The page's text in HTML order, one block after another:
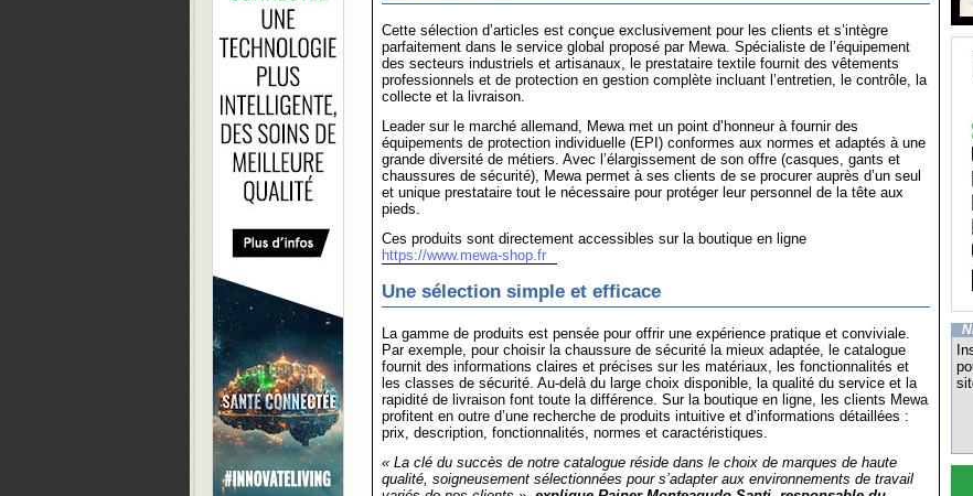
Cette sélection d’articles est conçue exclusivement pour les clients et s’intègre
parfaitement dans le service global proposé par Mewa. Spécialiste de l’équipement
des secteurs industriels et artisanaux, le prestataire textile fournit des vêtements
professionnels et de protection en gestion complète incluant l’entretien, le contrôle, la
collecte et la livraison.
Leader sur le marché allemand, Mewa met un point d’honneur à fournir des
équipements de protection individuelle (EPI) conformes aux normes et adaptés à une
grande diversité de métiers. Avec l’élargissement de son offre (casques, gants et
chaussures de sécurité), Mewa permet à ses clients de se procurer auprès d’un seul
et unique prestataire tout le nécessaire pour protéger leur personnel de la tête aux
pieds.
Ces produits sont directement accessibles sur la boutique en ligne
https://www.mewa-shop.fr
Une sélection simple et efficace
La gamme de produits est pensée pour offrir une expérience pratique et conviviale.
Par exemple, pour choisir la chaussure de sécurité la mieux adaptée, le catalogue
fournit des informations claires et précises sur les matériaux, les fonctionnalités et
les classes de sécurité. Au-delà du large choix disponible, la qualité du service et la
rapidité de livraison font toute la différence. Sur la boutique en ligne, les clients Mewa
profitent en outre d’une recherche de produits intuitive et d’informations détaillées :
prix, description, fonctionnalités, normes et caractéristiques.
« La clé du succès de notre catalogue réside dans le choix de marques de haute
qualité, soigneusement sélectionnées pour s’adapter aux environnements de travail